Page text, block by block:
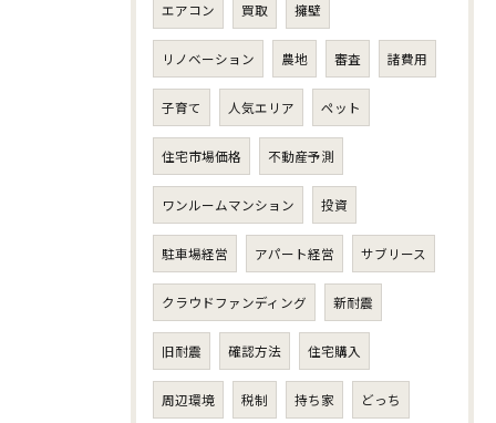
エアコン 買取 擁壁
リノベーション 農地 審査 諸費用
子育て 人気エリア ペット
住宅市場価格 不動産予測
ワンルームマンション 投資
駐車場経営 アパート経営 サブリース
クラウドファンディング 新耐震
旧耐震 確認方法 住宅購入
周辺環境 税制 持ち家 どっち